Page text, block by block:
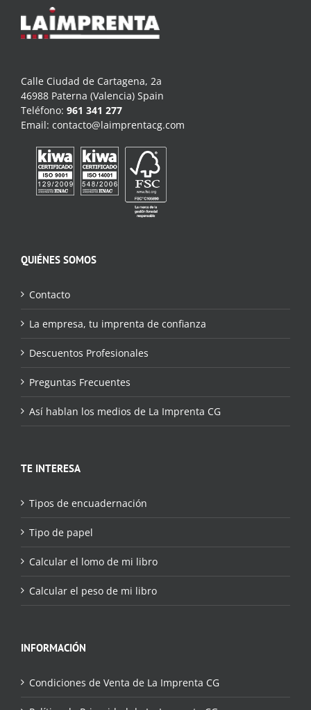
Calle Ciudad de Cartagena, 2a
46988 Paterna (Valencia) Spain
Teléfono: 961 341 277
Email: contacto@laimprentacg.com
QUIÉNES SOMOS
Contacto
La empresa, tu imprenta de confianza
Descuentos Profesionales
Preguntas Frecuentes
Así hablan los medios de La Imprenta CG
TE INTERESA
Tipos de encuadernación
Tipo de papel
Calcular el lomo de mi libro
Calcular el peso de mi libro
INFORMACIÓN
Condiciones de Venta de La Imprenta CG